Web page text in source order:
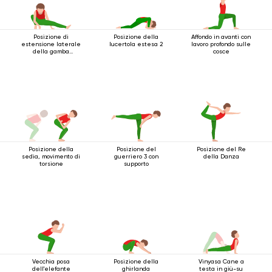
Posizione di
estensione laterale
della gamba
Posizione della
lucertola estesa 2
Affondo in avanti con
lavoro profondo sulle
cosce
Posizione della
sedia, movimento di
torsione
Posizione del
guerriero 3 con
supporto
Posizione del Re
della Danza
Vecchia posa
dell'elefante
Posizione della
ghirlanda
Vinyasa Cane a
testa in giù-su